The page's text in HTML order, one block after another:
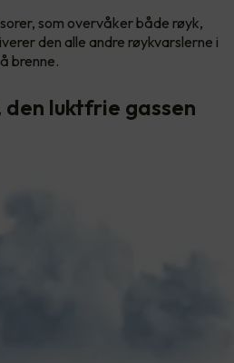
som overvåker både røyk,
den alle andre røykvarslerne i
brenne.
den luktfrie gassen